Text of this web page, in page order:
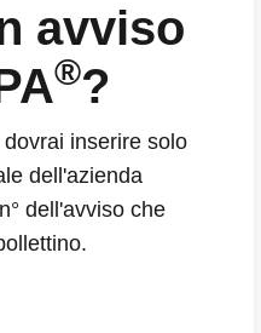
avviso
®?
inserire solo
dell'azienda
dell'avviso che